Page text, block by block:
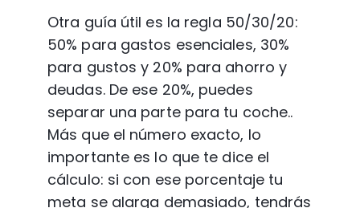
Otra guía útil es la regla 50/30/20:
50% para gastos esenciales, 30%
para gustos y 20% para ahorro y
deudas. De ese 20%, puedes
separar una parte para tu coche..
Más que el número exacto, lo
importante es lo que te dice el
cálculo: si con ese porcentaje tu
meta se alarga demasiado, tendrás